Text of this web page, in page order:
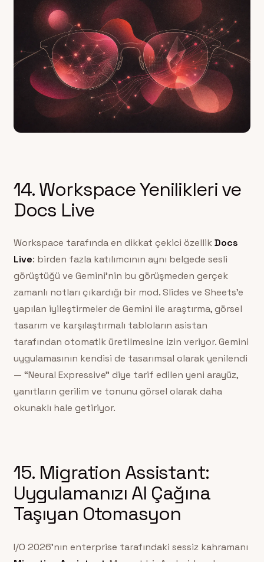
14. Workspace Yenilikleri ve
Docs Live
Workspace tarafında en dikkat çekici özellikDocs
Live: birden fazla katılımcının aynı belgede sesli
görüştüğü ve Gemini’nin bu görüşmeden gerçek
zamanlı notları çıkardığı bir mod. Slides ve Sheets’e
yapılan iyileştirmeler de Gemini ile araştırma, görsel
tasarım ve karşılaştırmalı tabloların asistan
tarafından otomatik üretilmesine izin veriyor. Gemini
uygulamasının kendisi de tasarımsal olarak yenilendi
— “Neural Expressive” diye tarif edilen yeni arayüz,
yanıtların gerilim ve tonunu görsel olarak daha
okunaklı hale getiriyor.
15. Migration Assistant:
Uygulamanızı AI Çağına
Taşıyan Otomasyon
I/O 2026’nın enterprise tarafındaki sessiz kahramanı